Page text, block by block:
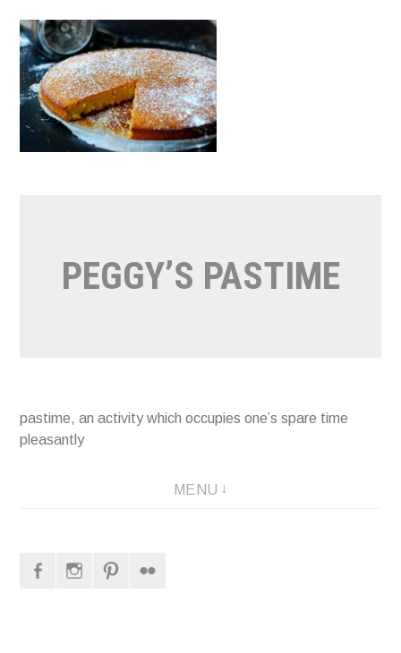
Naar
de
inhoud
springen
PEGGY’S PASTIME
pastime, an activity which occupies one’s spare time
pleasantly
MENU
FacebookInstagram